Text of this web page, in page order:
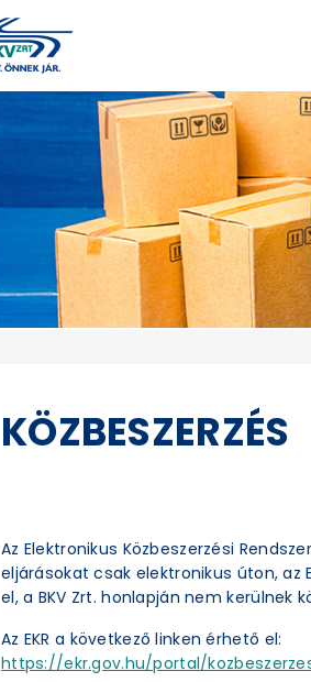
KÖZBESZERZÉS
Az Elektronikus Közbeszerzési
eljárásokat csak elektronikus úton, az
el, a BKV Zrt. honlapján nem kerülnek
Az EKR a következő linken érhető el:
https://ekr.gov.hu/portal/